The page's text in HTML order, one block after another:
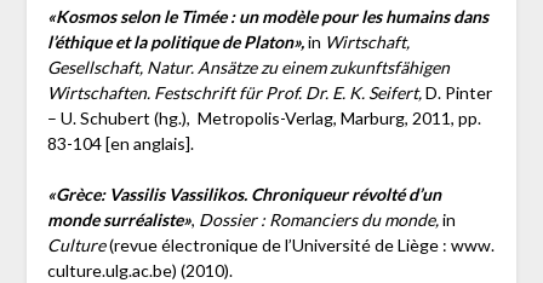
«Kosmos selon le Timée : un modèle pour les humains dans
l’éthique et la politique de Platon»,in Wirtschaft,
Gesellschaft, Natur. Ansätze zu einem zukunftsfähigen
Wirtschaften. Festschrift für Prof. Dr. E. K. Seifert,D. Pinter
– U. Schubert (hg.), Metropolis-Verlag, Marburg, 2011, pp.
83-104 [en anglais].
«Grèce: Vassilis Vassilikos. Chroniqueur révolté d’un
monde surréaliste», Dossier : Romanciers du monde,in
Culture(revue électronique de l’Université de Liège : www.
culture.ulg.ac.be) (2010).